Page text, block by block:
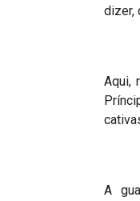
dizer,
Aqui,
A